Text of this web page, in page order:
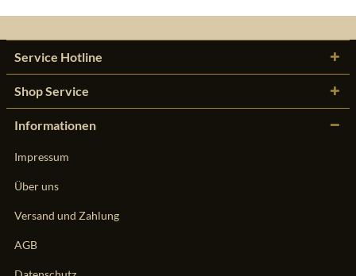
Service Hotline
Shop Service
Informationen
Impressum
Über uns
Versand und Zahlung
AGB